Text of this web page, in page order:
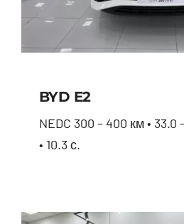
BYD E2
NEDC 300 – 400 км • 33.0
• 10.3 с.